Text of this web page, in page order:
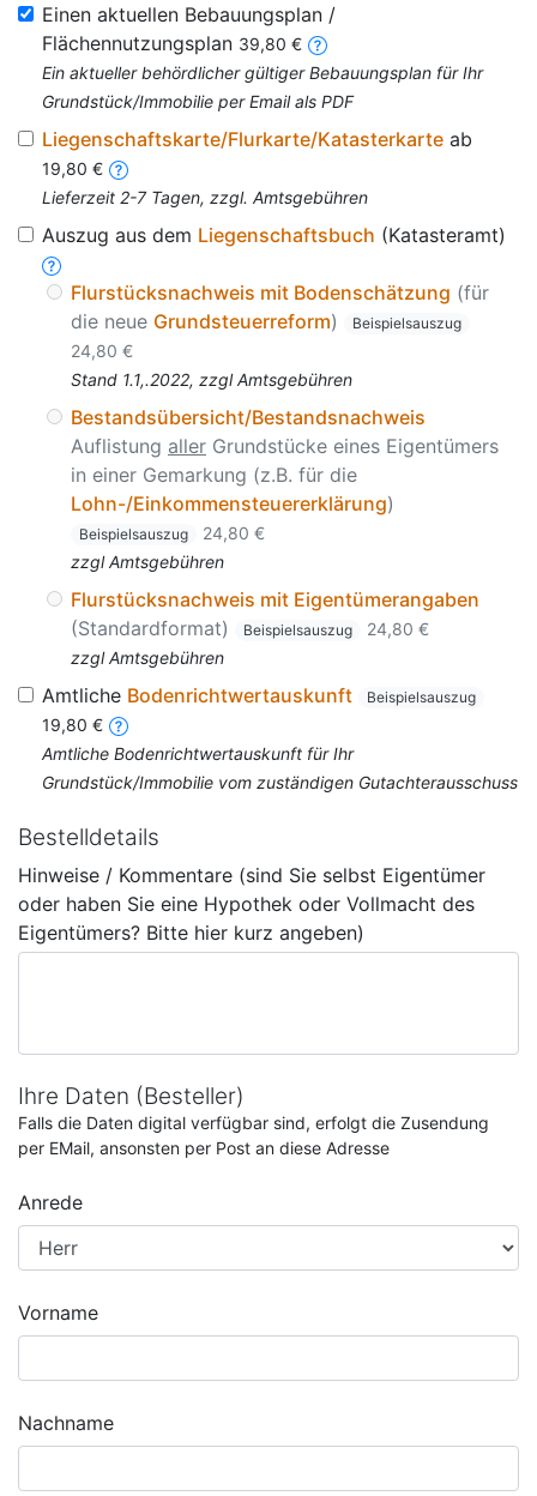
Einen aktuellen Bebauungsplan /
Flächennutzungsplan 39,80 €
Ein aktueller behördlicher gültiger Bebauungsplan für Ihr
Grundstück/Immobilie per Email als PDF
Liegenschaftskarte/Flurkarte/Katasterkarte ab
19,80 €
Lieferzeit 2-7 Tagen, zzgl. Amtsgebühren
Auszug aus dem Liegenschaftsbuch (Katasteramt)
Flurstücksnachweis mit Bodenschätzung (für
die neue Grundsteuerreform) Beispielsauszug
24,80 €
Stand 1.1,.2022, zzgl Amtsgebühren
Bestandsübersicht/Bestandsnachweis
Auflistung aller Grundstücke eines Eigentümers
in einer Gemarkung (z.B. für die
Lohn-/Einkommensteuererklärung)
Beispielsauszug
24,80 €
zzgl Amtsgebühren
Flurstücksnachweis mit Eigentümerangaben
(Standardformat)
Beispielsauszug
24,80 €
zzgl Amtsgebühren
Amtliche Bodenrichtwertauskunft Beispielsauszug
19,80 €
Amtliche Bodenrichtwertauskunft für Ihr
Grundstück/Immobilie vom zuständigen Gutachterausschuss
Bestelldetails
Hinweise / Kommentare (sind Sie selbst Eigentümer
oder haben Sie eine Hypothek oder Vollmacht des
Eigentümers? Bitte hier kurz angeben)
Ihre Daten (Besteller)
Falls die Daten digital verfügbar sind, erfolgt die Zusendung
per EMail, ansonsten per Post an diese Adresse
Anrede
Vorname
Nachname